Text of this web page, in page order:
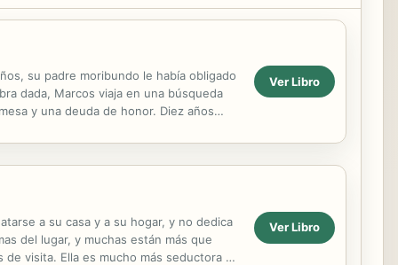
su padre moribundo le había obligado
dada, Marcos viaja en una búsqueda
y una deuda de honor. Diez años
Ver Libro
a su casa y a su hogar, y no dedica
del lugar, y muchas están más que
visita. Ella es mucho más seductora de
Ver Libro